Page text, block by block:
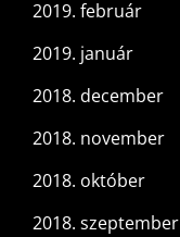
2019. február
2019. január
2018. december
2018. november
2018. október
2018. szeptember